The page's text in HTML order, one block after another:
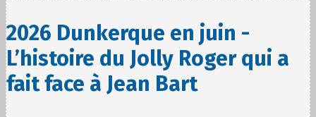
2026 Dunkerque en juin -
L’histoire du Jolly Roger qui a
fait face à Jean Bart